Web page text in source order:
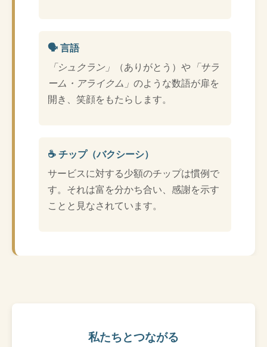
🗣️ 言語
「シュクラン」
（ありがとう）や 「サラ
ーム・アライクム」 のような数語が扉を
開き、笑顔をもたらします。
☕ チップ（バクシーシ）
サービスに対する少額のチップは慣例で
す。それは富を分かち合い、感謝を示す
ことと見なされています。
私たちとつながる